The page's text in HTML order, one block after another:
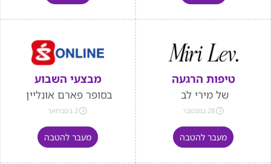
טיפות הרגעה
של מירי לב
28 בנובמבר
מעבר להטבה
מבצעי השבוע
בסופר פארם אונליין
2 בפברואר
מעבר להטבה